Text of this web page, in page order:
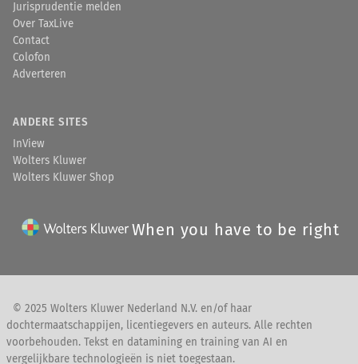
Jurisprudentie melden
Over TaxLive
Contact
Colofon
Adverteren
ANDERE SITES
InView
Wolters Kluwer
Wolters Kluwer Shop
When you have to be right
© 2025 Wolters Kluwer Nederland N.V. en/of haar
dochtermaatschappijen, licentiegevers en auteurs. Alle rechten
voorbehouden. Tekst en datamining en training van AI en
vergelijkbare technologieën is niet toegestaan.